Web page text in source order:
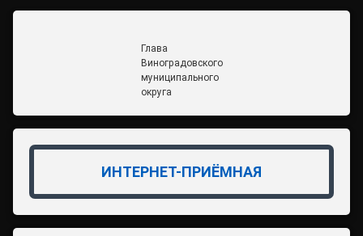
Глава
Виноградовского
муниципального
округа
ИНТЕРНЕТ-ПРИЁМНАЯ